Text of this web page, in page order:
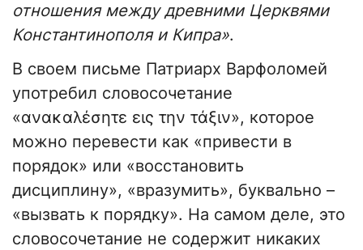
отношения между древними Церквями
Константинополя и Кипра».
В своем письме Патриарх Варфоломей
употребил словосочетание
«ανακαλέσητε εις την τάξιν», которое
можно перевести как «привести в
порядок» или «восстановить
дисциплину», «вразумить», буквально –
«вызвать к порядку». На самом деле, это
словосочетание не содержит никаких